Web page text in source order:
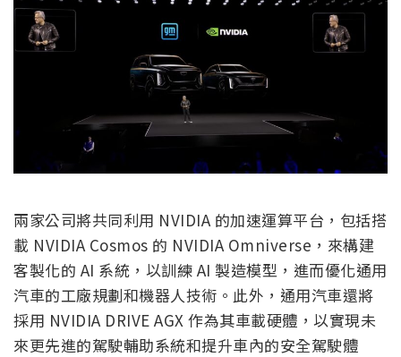
兩家公司將共同利用 NVIDIA 的加速運算平台，包括搭
載 NVIDIA Cosmos 的 NVIDIA Omniverse，來構建
客製化的 AI 系統，以訓練 AI 製造模型，進而優化通用
汽車的工廠規劃和機器人技術。此外，通用汽車還將
採用 NVIDIA DRIVE AGX 作為其車載硬體，以實現未
來更先進的駕駛輔助系統和提升車內的安全駕駛體